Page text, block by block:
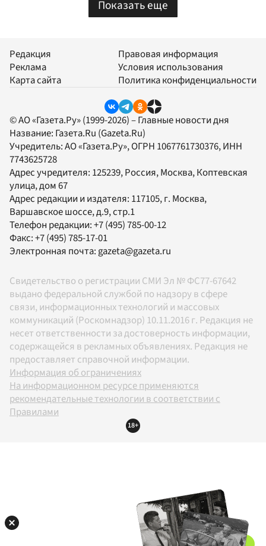
Показать еще
Редакция
Реклама
Карта сайта
Правовая информация
Условия использования
Политика конфиденциальности
© АО «Газета.Ру» (1999-2026) – Главные новости дня
Название: Газета.Ru (Gazeta.Ru)
Учредитель:АО «Газета.Ру», ОГРН 1067761730376, ИНН
7743625728
Адрес учредителя: 125239, Россия, Москва, Коптевская
улица, дом 67
Адрес редакции и издателя: 117105, г. Москва,
Варшавское шоссе, д.9, стр.1
Телефон редакции:+7 (495) 785-00-12
Факс:+7 (495) 785-17-01
Электронная почта: gazeta@gazeta.ru
Свидетельство о регистрации СМИ Эл № ФС77-67642
выдано федеральной службой по надзору в сфере
связи, информационных технологий и массовых
коммуникаций (Роскомнадзор) 10.11.2016 г. Редакция не
несет ответственности за достоверность информации,
содержащейся в рекламных объявлениях. Редакция не
предоставляет справочной информации.
Информация об ограничениях
На информационном ресурсе применяются
рекомендательные технологии в соответствии с
Правилами
18+